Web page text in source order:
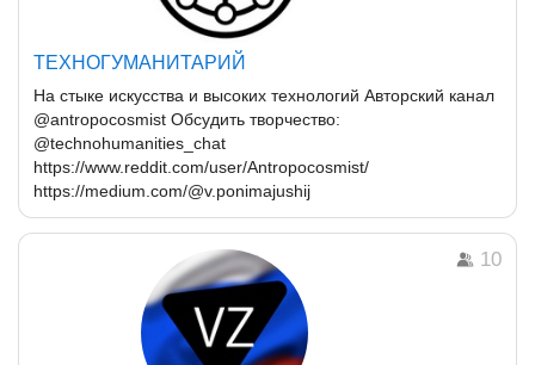
ТЕХНОГУМАНИТАРИЙ
На стыке искусства и высоких технологий Авторский канал
@antropocosmist Обсудить творчество:
@technohumanities_chat
https://www.reddit.com/user/Antropocosmist/
https://medium.com/@v.ponimajushij
10